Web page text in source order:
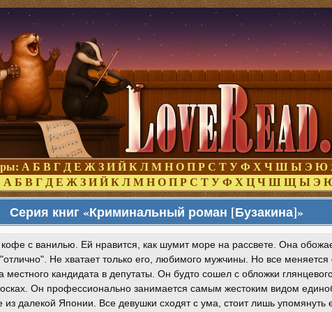
А Б В Г Д Е Ж З И Й К Л М Н О П Р С Т У Ф Х Ч Ш Ы Э Ю
А Б В Г Д Е Ж З И Й К Л М Н О П Р С Т У Ф Х Ц Ч Ш Щ Ы Э
Серия книг «Криминальный роман [Бузакина]»
с ванилью. Ей нравится, как шумит море на рассвете. Она
Не хватает только его, любимого мужчины. Но все меняется
местного кандидата в депутаты. Он будто сошел с обложки
Он профессионально занимается самым жестоким видом
далекой Японии. Все девушки сходят с ума, стоит лишь упомянуть